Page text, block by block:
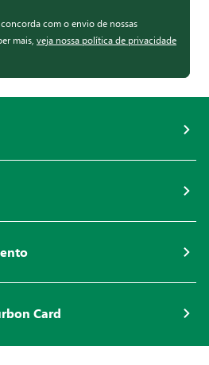
com o envio de nossas
mais, veja nossa política de privacidade
Card